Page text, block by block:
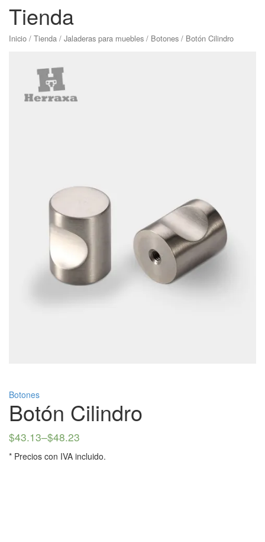
Tienda
Inicio / Tienda / Jaladeras para muebles / Botones / Botón Cilindro
Botones
Botón Cilindro
$43.13–$48.23
* Precios con IVA incluido.